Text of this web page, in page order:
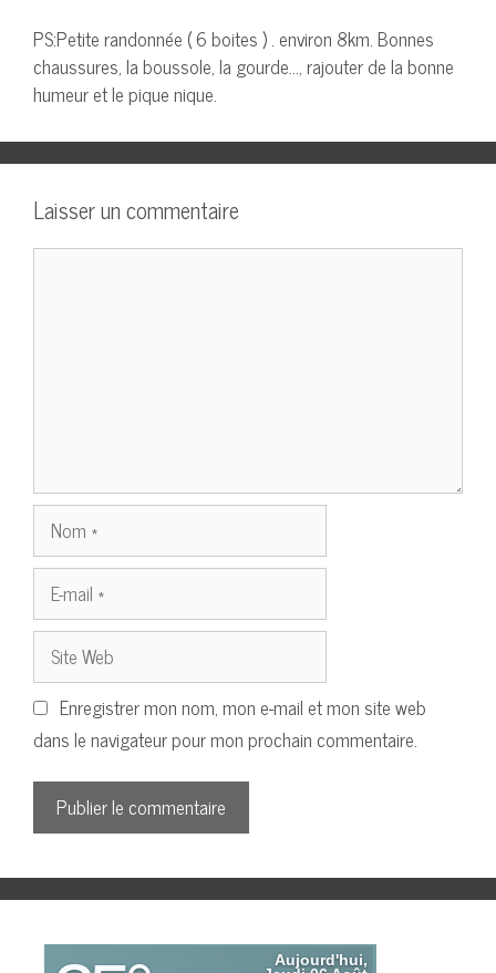
PS:Petite randonnée ( 6 boites ) . environ 8km. Bonnes
chaussures, la boussole, la gourde…, rajouter de la bonne
humeur et le pique nique.
Laisser un commentaire
Commentaire
Nom
E-
mail
Site
Web
Enregistrer mon nom, mon e-mail et mon site web
dans le navigateur pour mon prochain commentaire.